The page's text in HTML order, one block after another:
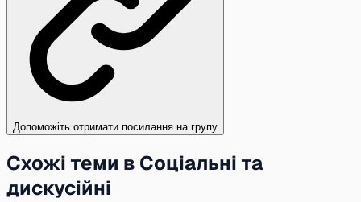
Допоможіть отримати посилання на групу
Схожі теми в Соціальні та
дискусійні